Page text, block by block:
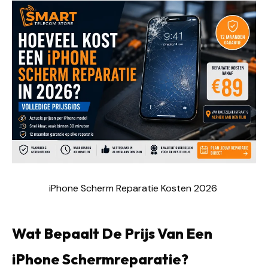
iPhone Scherm Reparatie Kosten 2026
Wat Bepaalt De Prijs Van Een
iPhone Schermreparatie?